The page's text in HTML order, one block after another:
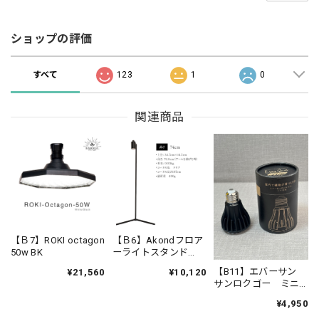
ショップの評価
すべて 123 1 0
関連商品
【Ｂ7】ROKI octagon
50w BK
¥21,560
【Ｂ6】Akondフロア
ーライトスタンド
¥10,120
【B11】エバーサン
サンロクゴー ミニ
¥4,950